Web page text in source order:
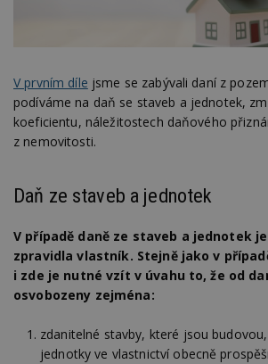
V prvním díle jsme se zabývali daní z
podíváme na daň se staveb a jednotek,
koeficientu, náležitostech daňového
z nemovitosti.
Daň ze staveb a jednotek
V případě daně ze staveb a jednotek
zpravidla vlastník. Stejně jako v
i zde je nutné vzít v úvahu to, že od
osvobozeny zejména:
zdanitelné stavby, které jsou
jednotky ve vlastnictví obecně